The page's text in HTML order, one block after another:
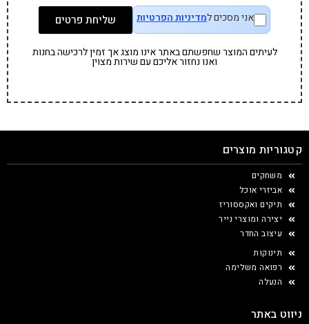
אני מסכים למדיניות הפרטיות שליחת פרטים
לעיתים המוצר שחפשתם באתר אינו מוצג אך זמין לרכישה בחנות
ואנו נחזור אליכם עם שירות מצוין
קטגוריות מוצרים
משחקים
אביזרי אוכל
תיקים ואקססוריז
יצירה ומוצרי נייר
עיצוב החדר
תינוקות
רפואה משלימה
הנעלה
ניווט באתר